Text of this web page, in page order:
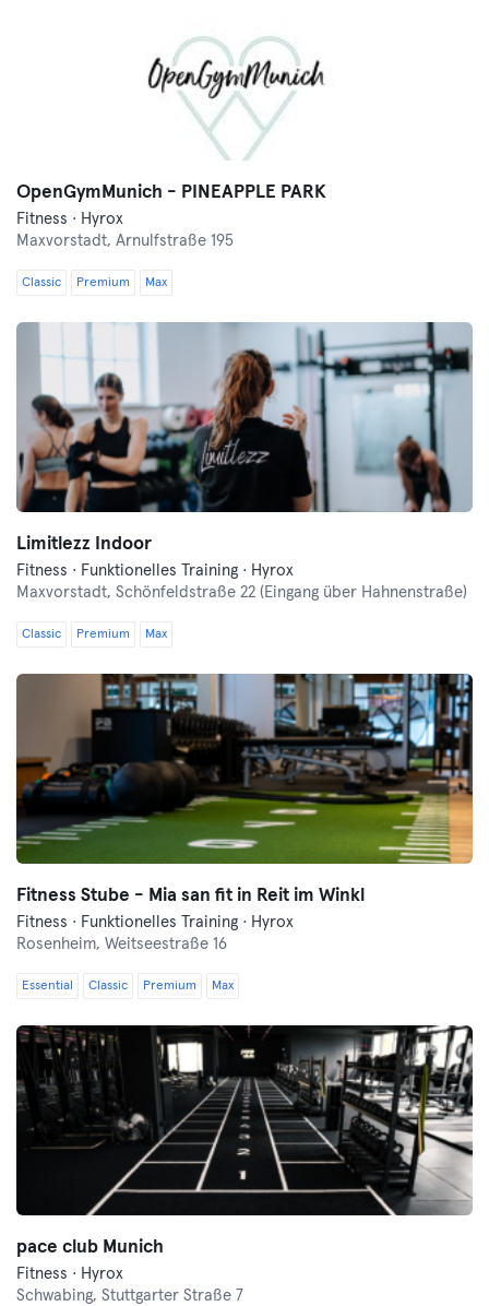
OpenGymMunich - PINEAPPLE PARK
Fitness · Hyrox
Maxvorstadt, Arnulfstraße 195
Classic Premium Max
Limitlezz Indoor
Fitness · Funktionelles Training · Hyrox
Maxvorstadt, Schönfeldstraße 22 (Eingang über Hahnenstraße)
Classic Premium Max
Fitness Stube - Mia san fit in Reit im Winkl
Fitness · Funktionelles Training · Hyrox
Rosenheim, Weitseestraße 16
Essential Classic Premium Max
pace club Munich
Fitness · Hyrox
Schwabing, Stuttgarter Straße 7